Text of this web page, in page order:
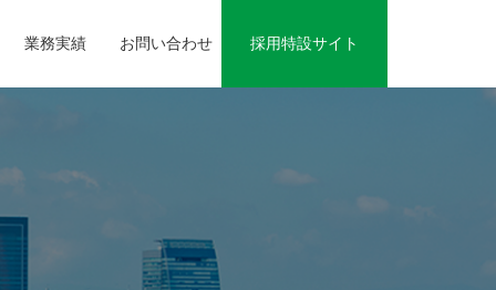
業務実績 お問い合わせ 採用特設サイト